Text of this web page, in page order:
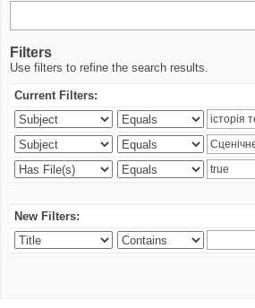
Filters
Use filters to refine the search results.
Current Filters:
New Filters: